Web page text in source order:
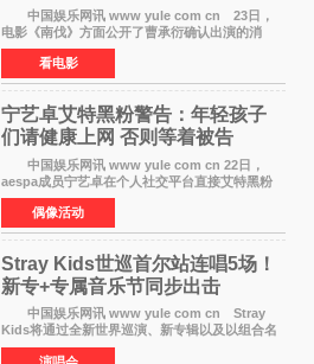
士团
中国娱乐网讯 www yule com cn 23日，
电影《南伐》方面公开了曹承衍确认出演的消
息。通过歌手活动展现出独特色彩的曹承衍将在
片中饰演拥有出色弓箭技术的弓箭手，他将在这
一历史动作大片中展
看电影
宁艺卓艾特黑粉警告：年轻孩子
们​请健康上网 否则等着被告
中国娱乐网讯 www yule com cn 22日，
aespa成员宁艺卓在个人社交平台直接艾特黑粉
账号，正面喊话回应长期以来的恶意攻击，引发
广泛关注。 宁艺卓在文中表示，自己早已注
意到部分网友持续
偶像活动
Stray Kids世巡首尔站连唱5场！
新专+专属音乐节同步出击
中国娱乐网讯 www yule com cn Stray
Kids将通过全新世界巡演、新专辑以及以组合名
义打造的专属音乐节等一系列全球活动，开启事